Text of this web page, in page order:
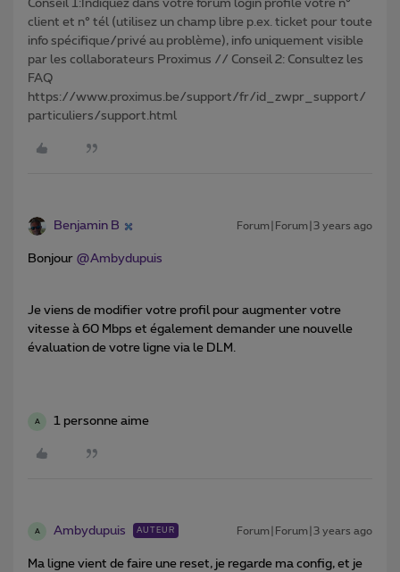
Conseil 1:Indiquez dans votre forum login profile votre n°
client et n° tél (utilisez un champ libre p.ex. ticket pour toute
info spécifique/privé au problème), info uniquement visible
par les collaborateurs Proximus // Conseil 2: Consultez les
FAQ
https://www.proximus.be/support/fr/id_zwpr_support/
particuliers/support.html
Benjamin B Forum|Forum|3 years ago
Bonjour @Ambydupuis
Je viens de modifier votre profil pour augmenter votre
vitesse à 60 Mbps et également demander une nouvelle
évaluation de votre ligne via le DLM.
A 1 personne aime
A Ambydupuis AUTEUR Forum|Forum|3 years ago
Ma ligne vient de faire une reset, je regarde ma config, et je